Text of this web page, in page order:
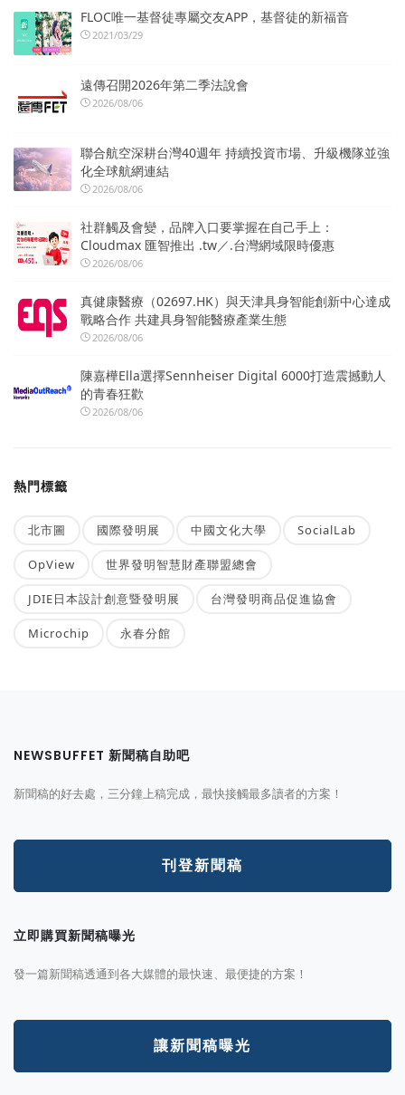
FLOC唯一基督徒專屬交友APP，基督徒的新福音
2021/03/29
遠傳召開2026年第二季法說會
2026/08/06
聯合航空深耕台灣40週年 持續投資市場、升級機隊並強
化全球航網連結
2026/08/06
社群觸及會變，品牌入口要掌握在自己手上：
Cloudmax 匯智推出 .tw／.台灣網域限時優惠
2026/08/06
真健康醫療（02697.HK）與天津具身智能創新中心達成
戰略合作 共建具身智能醫療產業生態
2026/08/06
陳嘉樺Ella選擇Sennheiser Digital 6000打造震撼動人
的青春狂歡
2026/08/06
熱門標籤
北市圖 國際發明展 中國文化大學 SocialLab
OpView 世界發明智慧財產聯盟總會
JDIE日本設計創意暨發明展 台灣發明商品促進協會
Microchip 永春分館
NEWSBUFFET 新聞稿自助吧
新聞稿的好去處，三分鐘上稿完成，最快接觸最多讀者的方案！
刊登新聞稿
立即購買新聞稿曝光
發一篇新聞稿透通到各大媒體的最快速、最便捷的方案！
讓新聞稿曝光